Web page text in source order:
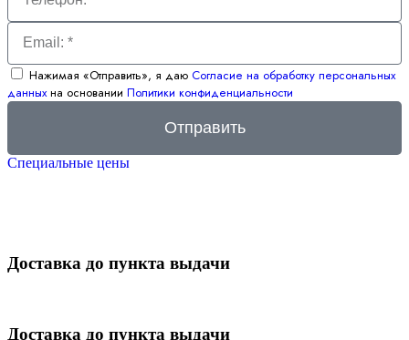
Нажимая «Отправить», я даю Согласие на обработку персональных
данныхна основании Политики конфиденциальности
Отправить
Специальные цены
Доставка до пункта выдачи
Доставка до пункта выдачи